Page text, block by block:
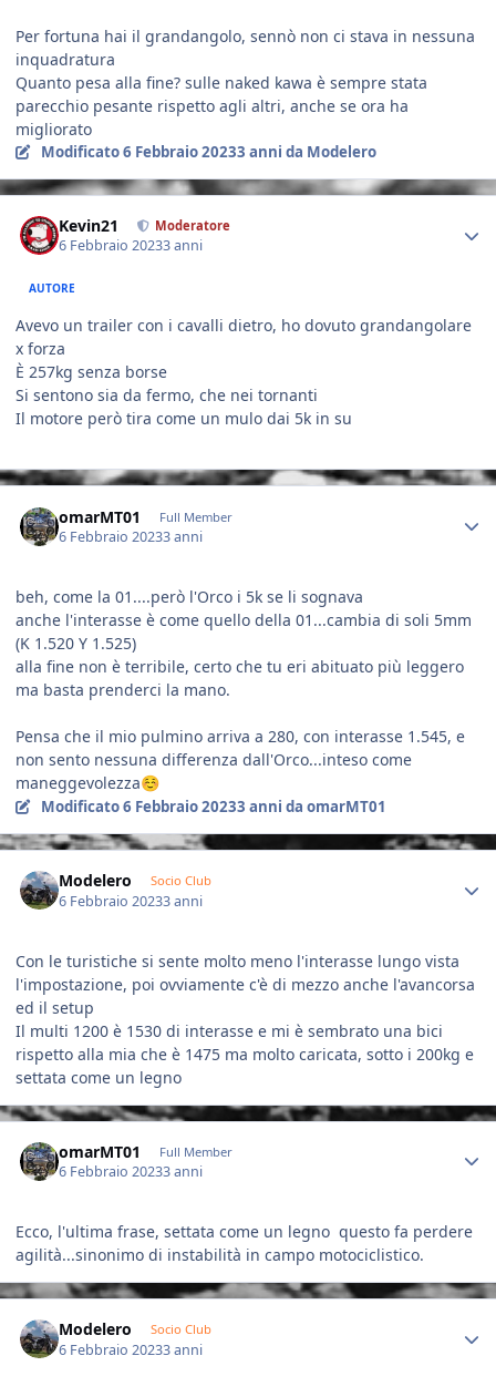
Per fortuna hai il grandangolo, sennò non ci stava in nessuna
inquadratura
Quanto pesa alla fine? sulle naked kawa è sempre stata
parecchio pesante rispetto agli altri, anche se ora ha
migliorato
Modificato6 Febbraio 20233 anni da Modelero
Kevin21 Moderatore
6 Febbraio 20233 anni
AUTORE
Avevo un trailer con i cavalli dietro, ho dovuto grandangolare
x forza
È 257kg senza borse
Si sentono sia da fermo, che nei tornanti
Il motore però tira come un mulo dai 5k in su
omarMT01 Full Member
6 Febbraio 20233 anni
beh, come la 01....però l'Orco i 5k se li sognava
anche l'interasse è come quello della 01...cambia di soli 5mm
(K 1.520 Y 1.525)
alla fine non è terribile, certo che tu eri abituato più leggero
ma basta prenderci la mano.
Pensa che il mio pulmino arriva a 280, con interasse 1.545, e
non sento nessuna differenza dall'Orco...inteso come
maneggevolezza☺️
Modificato6 Febbraio 20233 anni da omarMT01
Modelero Socio Club
6 Febbraio 20233 anni
Con le turistiche si sente molto meno l'interasse lungo vista
l'impostazione, poi ovviamente c'è di mezzo anche l'avancorsa
ed il setup
Il multi 1200 è 1530 di interasse e mi è sembrato una bici
rispetto alla mia che è 1475 ma molto caricata, sotto i 200kg e
settata come un legno
omarMT01 Full Member
6 Febbraio 20233 anni
Ecco, l'ultima frase, settata come un legno questo fa perdere
agilità...sinonimo di instabilità in campo motociclistico.
Modelero Socio Club
6 Febbraio 20233 anni